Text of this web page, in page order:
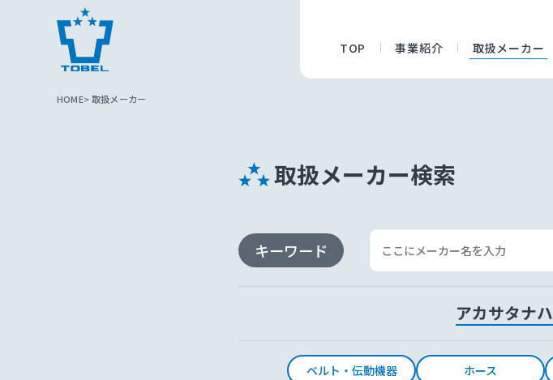
TOP 事業紹介 取扱メーカー
HOME 取扱メーカー
取扱メーカー検索
キーワード
アカサタナハ
ベルト・伝動機器 ホース